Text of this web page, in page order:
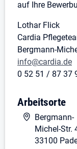
auf Ihre
Lothar Flick
Cardia
Bergmann-
info@cardia.de
0 52 51 / 87 37
Arbeitsorte
Bergmann-
Michel-Str.
33100